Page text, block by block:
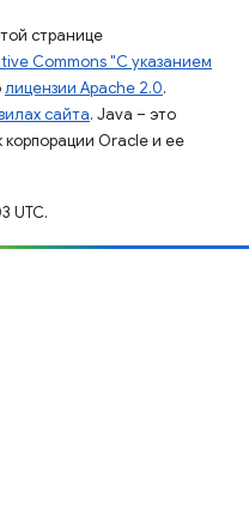
странице
Commons "С указанием
лицензии Apache 2.0.
сайта. Java – это
корпорации Oracle и ее
UTC.